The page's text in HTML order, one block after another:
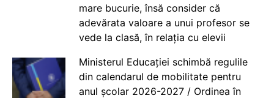
mare bucurie, însă consider că
adevărata valoare a unui profesor se
vede la clasă, în relația cu elevii
Ministerul Educației schimbă regulile
din calendarul de mobilitate pentru
anul școlar 2026-2027 / Ordinea în